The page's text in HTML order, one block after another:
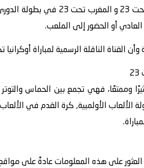
الرسمية لمباراة أوكرانيا تحت 23 ضد المغرب تحت 23
وممتعًا، فهي تجمع بين الحماس
تحت 23 المقامة في بطولة الألعاب الأولمبية, كرة
على هذه المعلومات عادةً على مواقع